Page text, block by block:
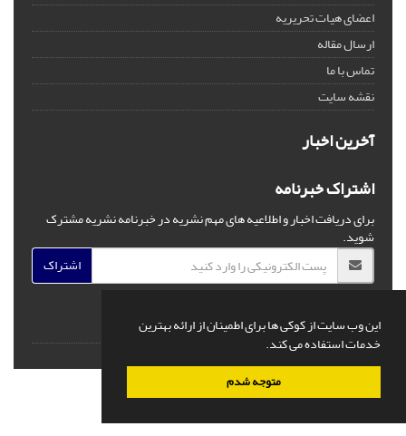
این وب سایت از کوکی ها برای اطمینان از ارائه بهترین
خدمات استفاده می کند.
متوجه شدم
اعضای هیات تحریریه
ارسال مقاله
تماس با ما
نقشه سایت
آخرین اخبار
اشتراک خبرنامه
برای دریافت اخبار و اطلاعیه های مهم نشریه در خبرنامه نشریه مشترک
شوید.
اشتراک
© سامانه مدیریت نشریات علمی.